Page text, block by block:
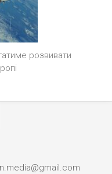
розвивати